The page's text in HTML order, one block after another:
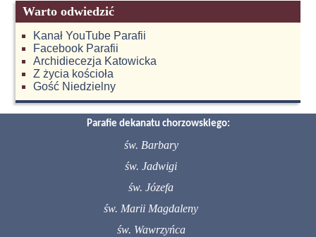
Warto odwiedzić
Kanał YouTube Parafii
Facebook Parafii
Archidiecezja Katowicka
Z życia kościoła
Gość Niedzielny
Parafie dekanatu chorzowskiego:
św. Barbary
św. Jadwigi
św. Józefa
św. Marii Magdaleny
św. Wawrzyńca